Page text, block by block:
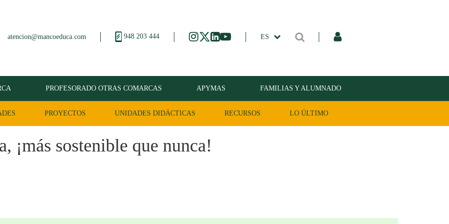
atencion@mancoeduca.com 948 203 444 ES
PROFESORADO OTRAS COMARCAS APYMAS FAMILIAS Y ALUMNADO
PROYECTOS UNIDADES DIDÁCTICAS RECURSOS LO ÚLTIMO
¡más sostenible que nunca!